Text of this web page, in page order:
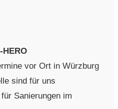
HERO
vor Ort in Würzburg
sind für uns
Sanierungen im